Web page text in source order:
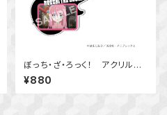
ぼっち・ざ・ろっく！ アクリルキ
ーホルダー 後藤 ひとり
¥880